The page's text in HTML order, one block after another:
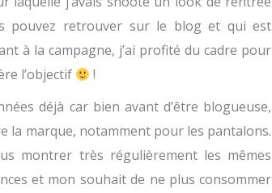
pouvez retrouver sur le blog et qui est
à la campagne, j’ai profité du cadre pour
l’objectif
!
déjà car bien avant d’être blogueuse,
la marque, notamment pour les pantalons.
montrer très régulièrement les mêmes
et mon souhait de ne plus consommer